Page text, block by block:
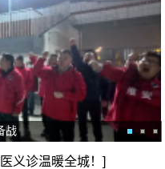
战
义诊温暖全城！]